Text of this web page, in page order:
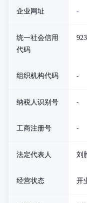
企业网址 -
统一社会信用
代码
组织机构代码 -
纳税人识别号 -
工商注册号 -
法定代表人 刘
经营状态 开